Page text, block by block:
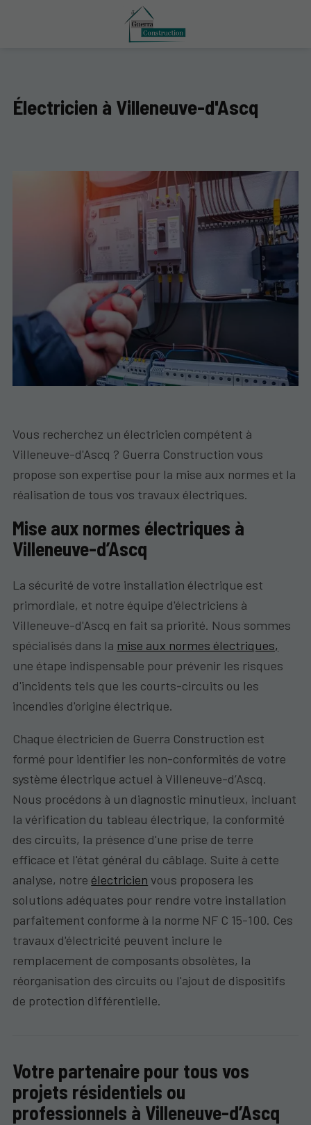
Électricien à Villeneuve-d'Ascq
Vous recherchez un électricien compétent à
Villeneuve-d'Ascq ? Guerra Construction vous
propose son expertise pour la mise aux normes et la
réalisation de tous vos travaux électriques.
Mise aux normes électriques à
Villeneuve-d’Ascq
La sécurité de votre installation électrique est
primordiale, et notre équipe d'électriciens à
Villeneuve-d'Ascq en fait sa priorité. Nous sommes
spécialisés dans la mise aux normes électriques,
une étape indispensable pour prévenir les risques
d'incidents tels que les courts-circuits ou les
incendies d'origine électrique.
Chaque électricien de Guerra Construction est
formé pour identifier les non-conformités de votre
système électrique actuel à Villeneuve-d’Ascq.
Nous procédons à un diagnostic minutieux, incluant
la vérification du tableau électrique, la conformité
des circuits, la présence d'une prise de terre
efficace et l'état général du câblage. Suite à cette
analyse, notre électricien vous proposera les
solutions adéquates pour rendre votre installation
parfaitement conforme à la norme NF C 15-100. Ces
travaux d'électricité peuvent inclure le
remplacement de composants obsolètes, la
réorganisation des circuits ou l'ajout de dispositifs
de protection différentielle.
Votre partenaire pour tous vos
projets résidentiels ou
professionnels à Villeneuve-d’Ascq